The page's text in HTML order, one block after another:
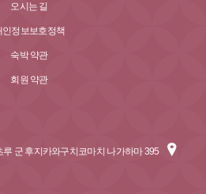
오시는 길
인정보보호정책
숙박 약관
회원 약관
루 군 후지카와구치코마치 나가하마 395